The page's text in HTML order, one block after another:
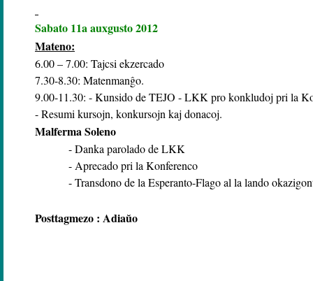
Sabato 11a auxgusto 2012
Mateno:
6.00 – 7.00: Tajcsi ekzercado
7.30-8.30: Matenmanĝo.
9.00-11.30: - Kunsido de TEJO - LKK pro konkludoj pri la
- Resumi kursojn, konkursojn kaj donacoj.
Malferma Soleno
- Danka parolado de LKK
- Aprecado pri la Konferenco
- Transdono de la Esperanto-Flago al la lando
Posttagmezo : Adiaŭo